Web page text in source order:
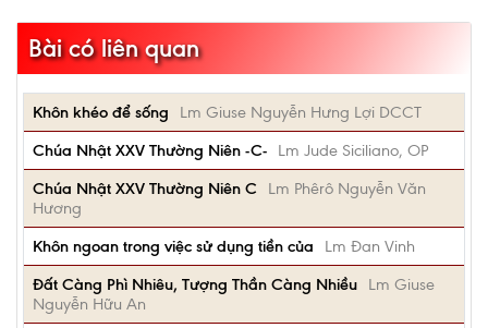
Bài có liên quan
Khôn khéo để sống
Lm Giuse Nguyễn Hưng Lợi DCCT
Chúa Nhật XXV Thường Niên -C-
Lm Jude Siciliano, OP
Chúa Nhật XXV Thường Niên C
Lm Phêrô Nguyễn Văn
Hương
Khôn ngoan trong việc sử dụng tiền của
Lm Đan Vinh
Đất Càng Phì Nhiêu, Tượng Thần Càng Nhiều
Lm Giuse
Nguyễn Hữu An